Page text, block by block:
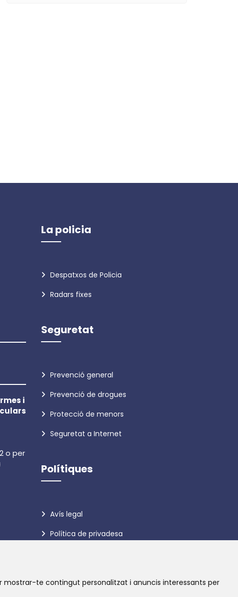
mostrar-te contingut personalitzat i anuncis interessants per
i
o per
La policia
Despatxos de Policia
Radars fixes
Seguretat
Prevenció general
Prevenció de drogues
Protecció de menors
Seguretat a Internet
Polítiques
Avís legal
Política de privadesa